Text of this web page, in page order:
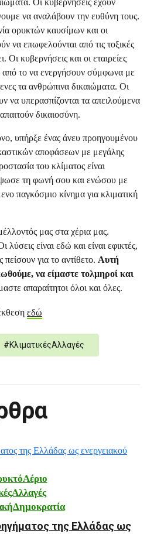
να αναλάβουν την ευθύνη τους.
ορυκτών καυσίμων και οι
να επωφελούνται από τις τοξικές
Οι κυβερνήσεις και οι εταιρείες
από το να ενεργήσουν σύμφωνα με
τα ανθρώπινα δικαιώματα. Οι
να υπερασπίζονται τα απειλούμενα
δικαιοσύνη.
υπήρξε ένας άνευ προηγουμένου
αποφάσεων με μεγάλης
του κλίματος είναι
τη φωνή σου και ενώσου με
παγκόσμιο κίνημα για κλιματική
μας στα χέρια μας.
λύσεις είναι εδώ και είναι εφικτές,
για το αντίθετο. Αυτή
να είμαστε τολμηροί και
απαραίτητοι όλοι και όλες.
εδώ
#ΚλιματικέςΑλλαγές
της Ελλάδας ως